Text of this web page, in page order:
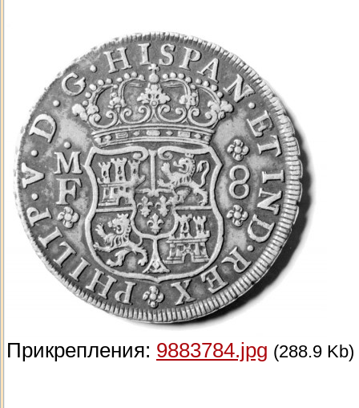
Прикрепления: 9883784.jpg (288.9 Kb)